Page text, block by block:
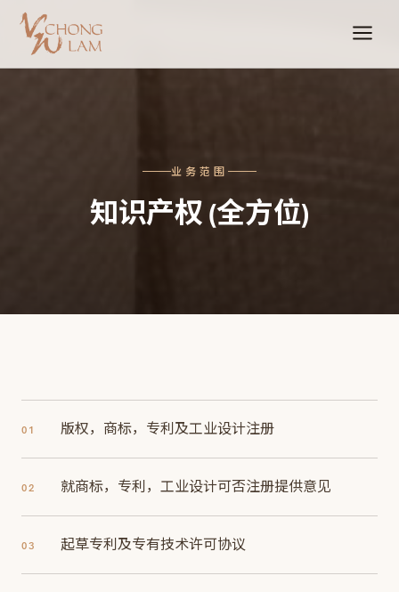
业务范围
知识产权 (全方位)
01 版权，商标，专利及工业设计注册
02 就商标，专利，工业设计可否注册提供意见
03 起草专利及专有技术许可协议